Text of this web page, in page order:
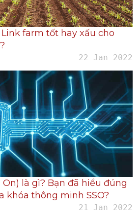
farm tốt hay xấu cho
22 Jan 2022
On) là gì? Bạn đã hiểu đúng
khóa thông minh SSO?
21 Jan 2022